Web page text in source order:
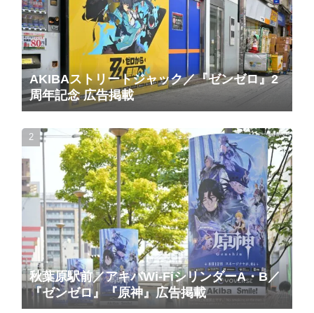
AKIBAストリートジャック／『ゼンゼロ』2
周年記念 広告掲載
秋葉原駅前／アキバWi-FiシリンダーA・B／
『ゼンゼロ』『原神』広告掲載